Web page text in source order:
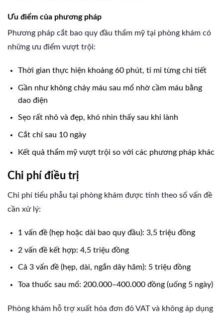
Ưu điểm của phương pháp
Phương pháp cắt bao quy đầu thẩm mỹ tại phòng khám có
những ưu điểm vượt trội:
Thời gian thực hiện khoảng 60 phút, tỉ mỉ từng chi tiết
Gần như không chảy máu sau mổ nhờ cầm máu bằng
dao điện
Sẹo rất nhỏ và đẹp, khó nhìn thấy sau khi lành
Cắt chỉ sau 10 ngày
Kết quả thẩm mỹ vượt trội so với các phương pháp khác
Chi phí điều trị
Chi phí tiểu phẫu tại phòng khám được tính theo số vấn đề
cần xử lý:
1 vấn đề (hẹp hoặc dài bao quy đầu): 3,5 triệu đồng
2 vấn đề kết hợp: 4,5 triệu đồng
Cả 3 vấn đề (hẹp, dài, ngắn dây hãm): 5 triệu đồng
Toa thuốc sau mổ: 200.000–400.000 đồng (uống 5 ngày)
Phòng khám hỗ trợ xuất hóa đơn đỏ VAT và không áp dụng